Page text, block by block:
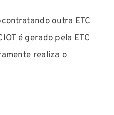
outra ETC
é gerado pela ETC
realiza o